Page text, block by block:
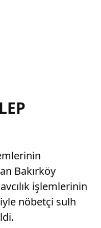
Bakırköy
işlemlerinin
nöbetçi sulh